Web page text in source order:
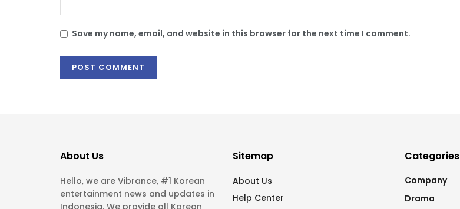
Save my name, email, and website in this browser for the next time I comment.
About Us
Hello, we are Vibrance, #1 Korean
entertainment news and updates in
Indonesia. We provide all Korean
Sitemap
About Us
Help Center
Categories
Company
Drama